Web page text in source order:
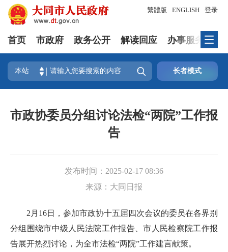
登录
繁體版 ENGLISH
首页 市政府 政务公开 解读回应 办事服务
本站  长者模式
市政协委员分组讨论法检“两院”工作报
告
发布时间： 2025-02-17 08:36
来源： 大同日报
2月16日，参加市政协十五届四次会议的委员在各界别
分组围绕市中级人民法院工作报告、市人民检察院工作报
告展开热烈讨论，为全市法检“两院”工作建言献策。